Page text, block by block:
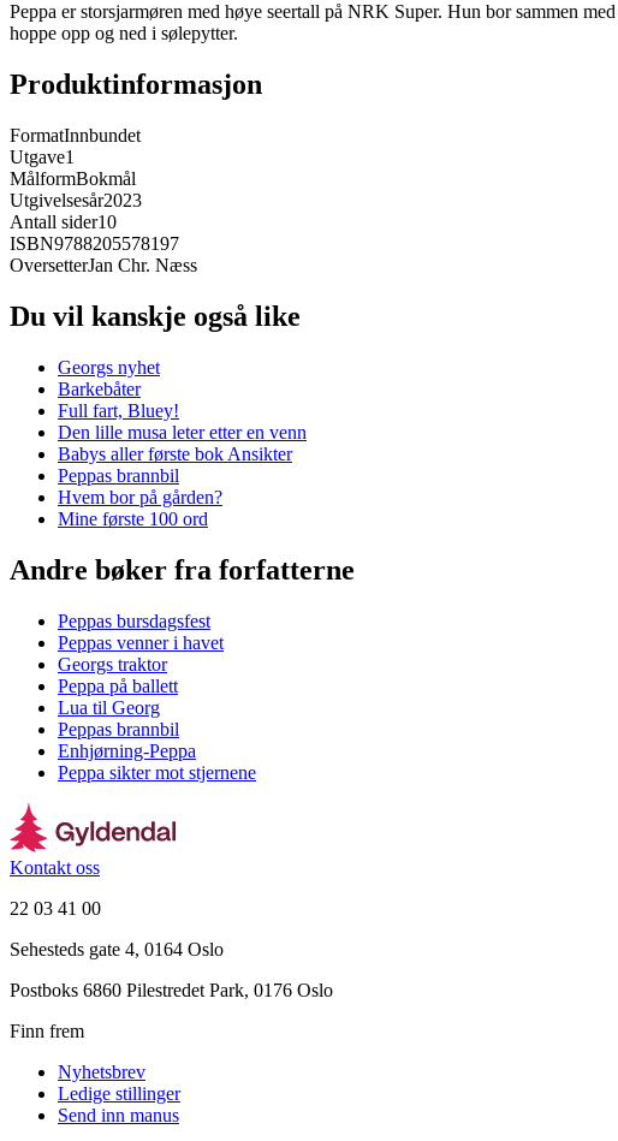
Peppa er storsjarmøren med høye seertall på NRK Super. Hun bor sammen
hoppe opp og ned i sølepytter.
Produktinformasjon
FormatInnbundet
Utgave1
MålformBokmål
Utgivelsesår2023
Antall sider10
ISBN9788205578197
OversetterJan Chr. Næss
Du vil kanskje også like
Georgs nyhet
Barkebåter
Full fart, Bluey!
Den lille musa leter etter en venn
Babys aller første bok Ansikter
Peppas brannbil
Hvem bor på gården?
Mine første 100 ord
Andre bøker fra forfatterne
Peppas bursdagsfest
Peppas venner i havet
Georgs traktor
Peppa på ballett
Lua til Georg
Peppas brannbil
Enhjørning-Peppa
Peppa sikter mot stjernene
Kontakt oss
22 03 41 00
Sehesteds gate 4, 0164 Oslo
Postboks 6860 Pilestredet Park, 0176 Oslo
Finn frem
Nyhetsbrev
Ledige stillinger
Send inn manus